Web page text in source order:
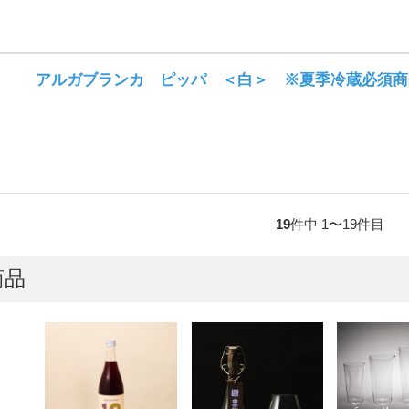
アルガブランカ ピッパ ＜白＞ ※夏季冷蔵必須
19件中 1〜19件目